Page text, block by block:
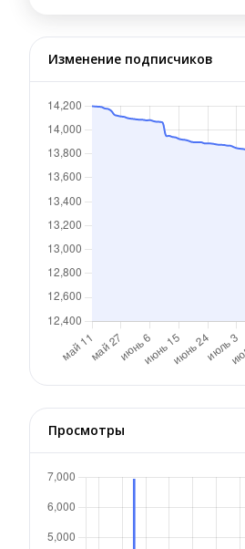
Изменение подписчиков
Просмотры